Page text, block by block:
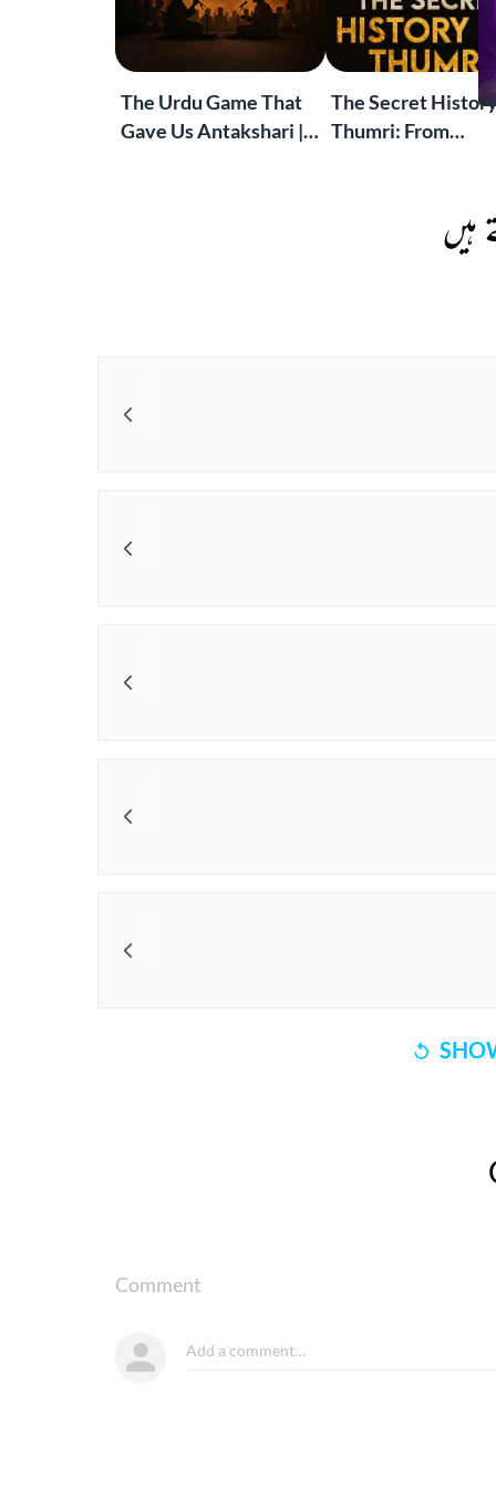
The Urdu Game That
Gave Us Antakshari |
The Secret
Thumri: From
ہیں
Comment